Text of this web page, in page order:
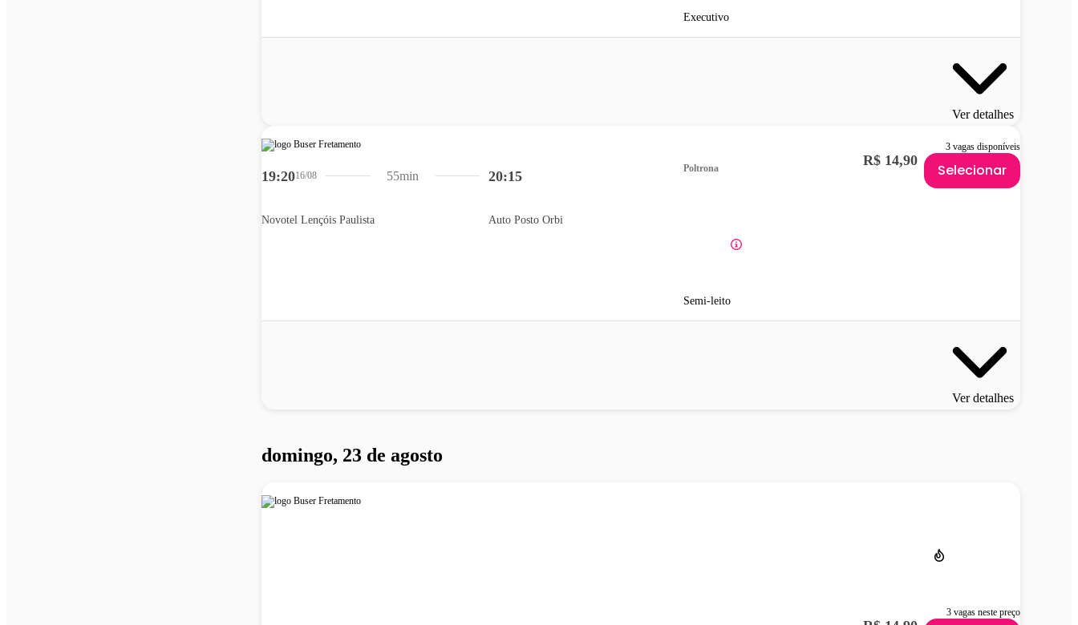
Executivo
Ver detalhes
3 vagas disponíveis
19:2016/08
Novotel Lençóis Paulista
20:15
Auto Posto Orbi
55min
Poltrona
Semi-leito
R$ 14,90
Selecionar
Ver detalhes
domingo, 23 de agosto
3 vagas neste preço